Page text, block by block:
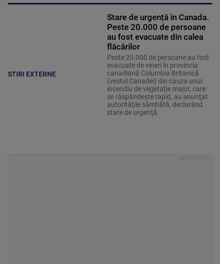
STIRI EXTERNE
Stare de urgență în Canada.
Peste 20.000 de persoane
au fost evacuate din calea
flăcărilor
Peste 20.000 de persoane au fost
evacuate de vineri în provincia
canadiană Columbia Britanică
(vestul Canadei) din cauza unui
incendiu de vegetaţie major, care
se răspândeşte rapid, au anunţat
autorităţile sâmbătă, declarând
stare de urgenţă.